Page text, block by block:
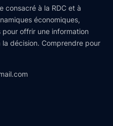
consacré à la RDC et à
économiques,
offrir une information
décision. Comprendre pour